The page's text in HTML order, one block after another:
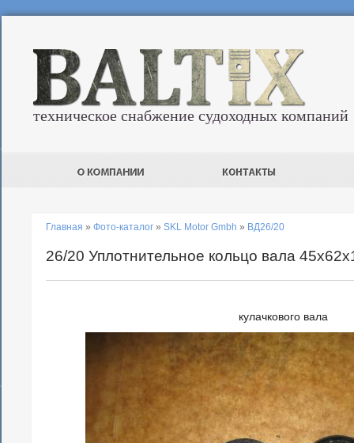
техническое снабжение судоходных компаний
Главная » Фото-каталог » SKL Motor Gmbh » ВД26/20
26/20 Уплотнительное кольцо вала
кулачкового вала